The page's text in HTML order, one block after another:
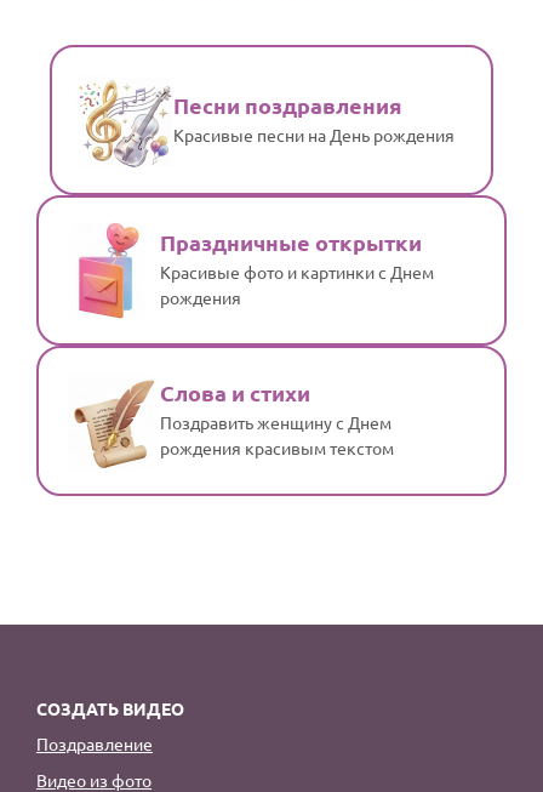
Песни поздравления
Красивые песни на День рождения
Праздничные открытки
Красивые фото и картинки с Днем
рождения
Слова и стихи
Поздравить женщину с Днем
рождения красивым текстом
СОЗДАТЬ ВИДЕО
Поздравление
Видео из фото